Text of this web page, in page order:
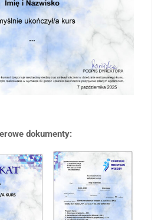
dokumenty: